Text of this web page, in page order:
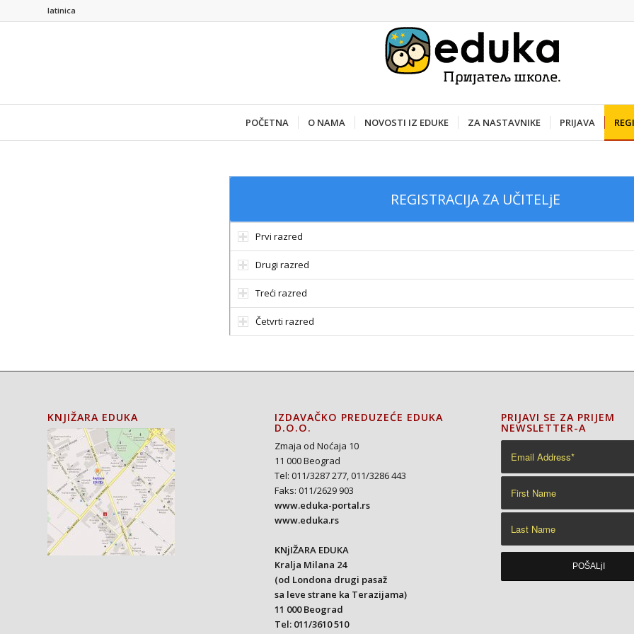
latinica
POČETNA O NAMA NOVOSTI IZ EDUKE ZA NASTAVNIKE PRIJAVA
REGISTRACIJA ZA UČITELjE
Prvi razred
Drugi razred
Treći razred
Četvrti razred
KNJIŽARA EDUKA IZDAVAČKO PREDUZEĆE EDUKA
D.O.O.
Zmaja od Noćaja 10
11 000 Beograd
Tel: 011/3287 277, 011/3286 443
Faks: 011/2629 903
www.eduka-portal.rs
www.eduka.rs
KNjIŽARA EDUKA
Kralja Milana 24
(od Londona drugi pasaž
sa leve strane ka Terazijama)
11 000 Beograd
Tel: 011/3610 510
PRIJAVI SE ZA PRIJEM
NEWSLETTER-A